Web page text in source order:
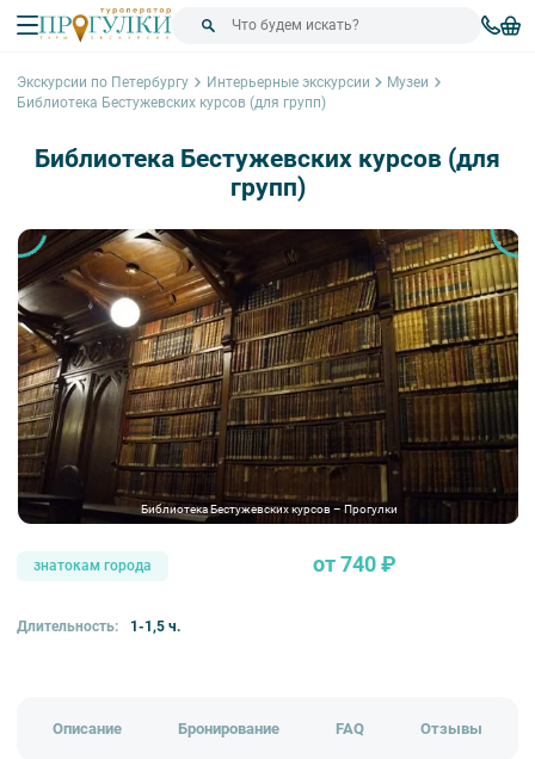
Экскурсии по Петербургу Интерьерные экскурсии
Музеи
Библиотека Бестужевских курсов (для групп)
Библиотека Бестужевских курсов (для
групп)
Библиотека Бестужевских курсов – Прогулки
знатокам города от 740 ₽
Длительность: 1-1,5 ч.
Описание Бронирование FAQ Отзывы